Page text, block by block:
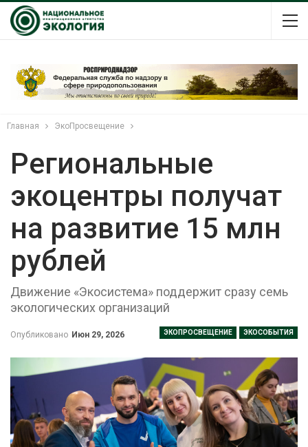
Главная ЭкоПросвещение
Региональные
экоцентры получат
на развитие 15 млн
рублей
Движение «Экосистема» поддержит сразу семь
экологических организаций
ЭКОПРОСВЕЩЕНИЕ ЭКОСОБЫТИЯ
Опубликовано Июн 29, 2026